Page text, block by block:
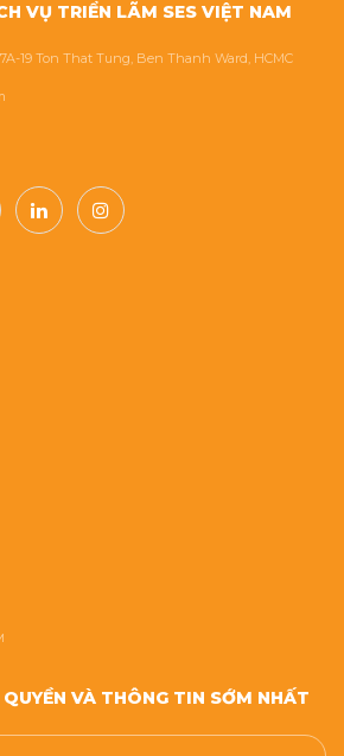
VỤ TRIỂN LÃM SES VIỆT NAM
19 Ton That Tung, Ben Thanh Ward, HCMC
VÀ THÔNG TIN SỚM NHẤT